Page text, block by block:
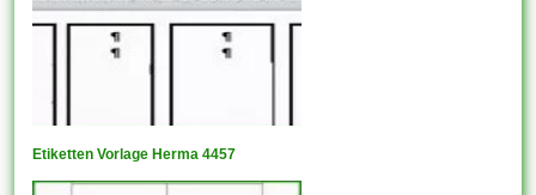
Etiketten Vorlage Herma 4457